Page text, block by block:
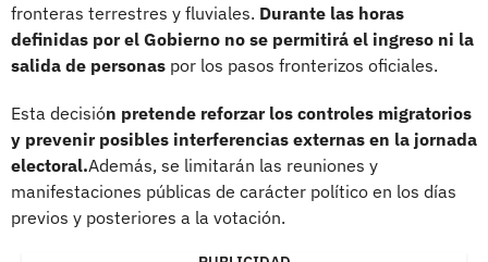
fronteras terrestres y fluviales. Durante las horas
definidas por el Gobierno no se permitirá el ingreso ni la
salida de personas por los pasos fronterizos oficiales.
Esta decisión pretende reforzar los controles migratorios
y prevenir posibles interferencias externas en la jornada
electoral.Además, se limitarán las reuniones y
manifestaciones públicas de carácter político en los días
previos y posteriores a la votación.